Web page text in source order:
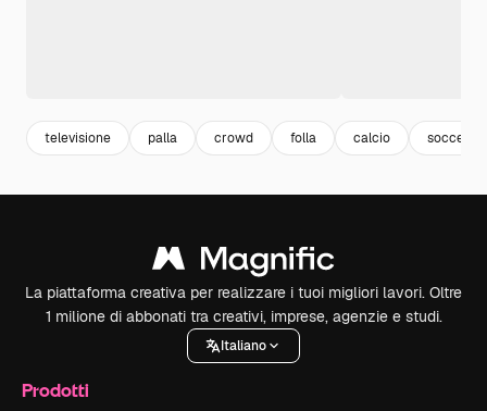
televisione palla crowd folla calcio soccer
La piattaforma creativa per realizzare i tuoi migliori lavori. Oltre
1 milione di abbonati tra creativi, imprese, agenzie e studi.
Italiano
Prodotti